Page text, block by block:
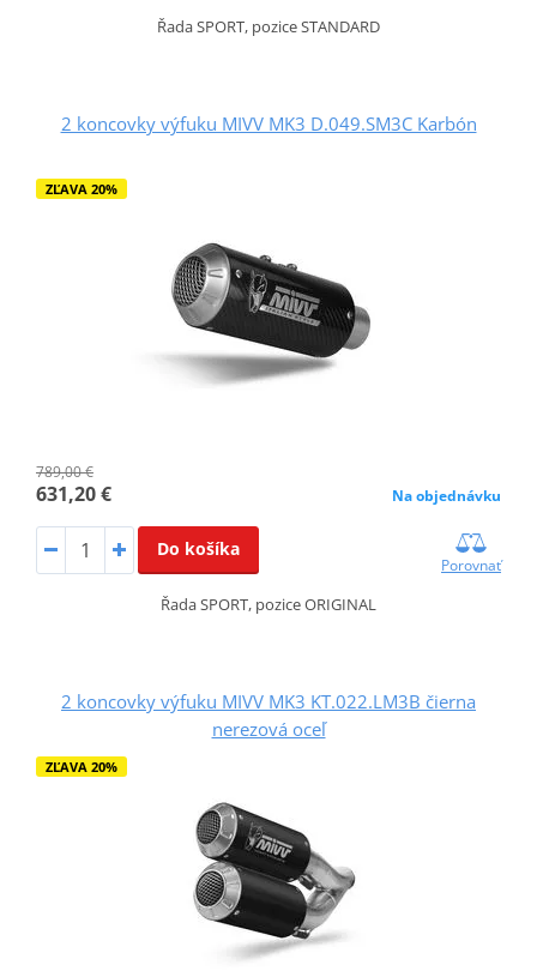
Řada SPORT, pozice STANDARD
2 koncovky výfuku MIVV MK3 D.049.SM3C Karbón
ZĽAVA 20%
789,00 €
631,20 € Na objednávku
Do košíka
Porovnať
Řada SPORT, pozice ORIGINAL
2 koncovky výfuku MIVV MK3 KT.022.LM3B čierna
nerezová oceľ
ZĽAVA 20%